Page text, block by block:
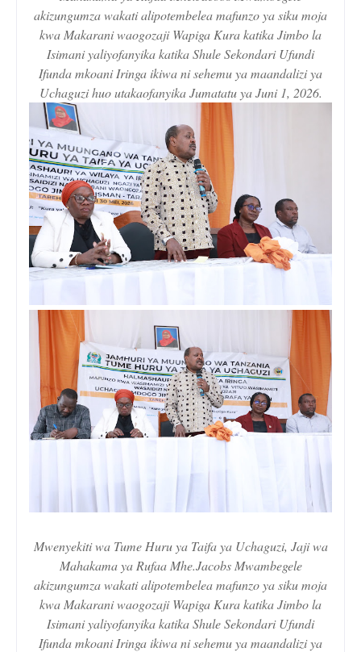
akizungumza wakati alipotembelea mafunzo ya siku moja
kwa Makarani waogozaji Wapiga Kura katika Jimbo la
Isimani yaliyofanyika katika Shule Sekondari Ufundi
Ifunda mkoani Iringa ikiwa ni sehemu ya maandalizi ya
Uchaguzi huo utakaofanyika Jumatatu ya Juni 1, 2026.
Mwenyekiti wa Tume Huru ya Taifa ya Uchaguzi, Jaji wa
Mahakama ya Rufaa Mhe.Jacobs Mwambegele
akizungumza wakati alipotembelea mafunzo ya siku moja
kwa Makarani waogozaji Wapiga Kura katika Jimbo la
Isimani yaliyofanyika katika Shule Sekondari Ufundi
Ifunda mkoani Iringa ikiwa ni sehemu ya maandalizi ya